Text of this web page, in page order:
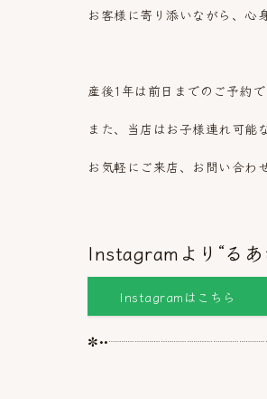
お客様に寄り添いながら、心
産後1年は前日までのご予約
また、当店はお子様連れ可能
お気軽にご来店、お問い合わ
Instagramより“る
Instagramはこちら